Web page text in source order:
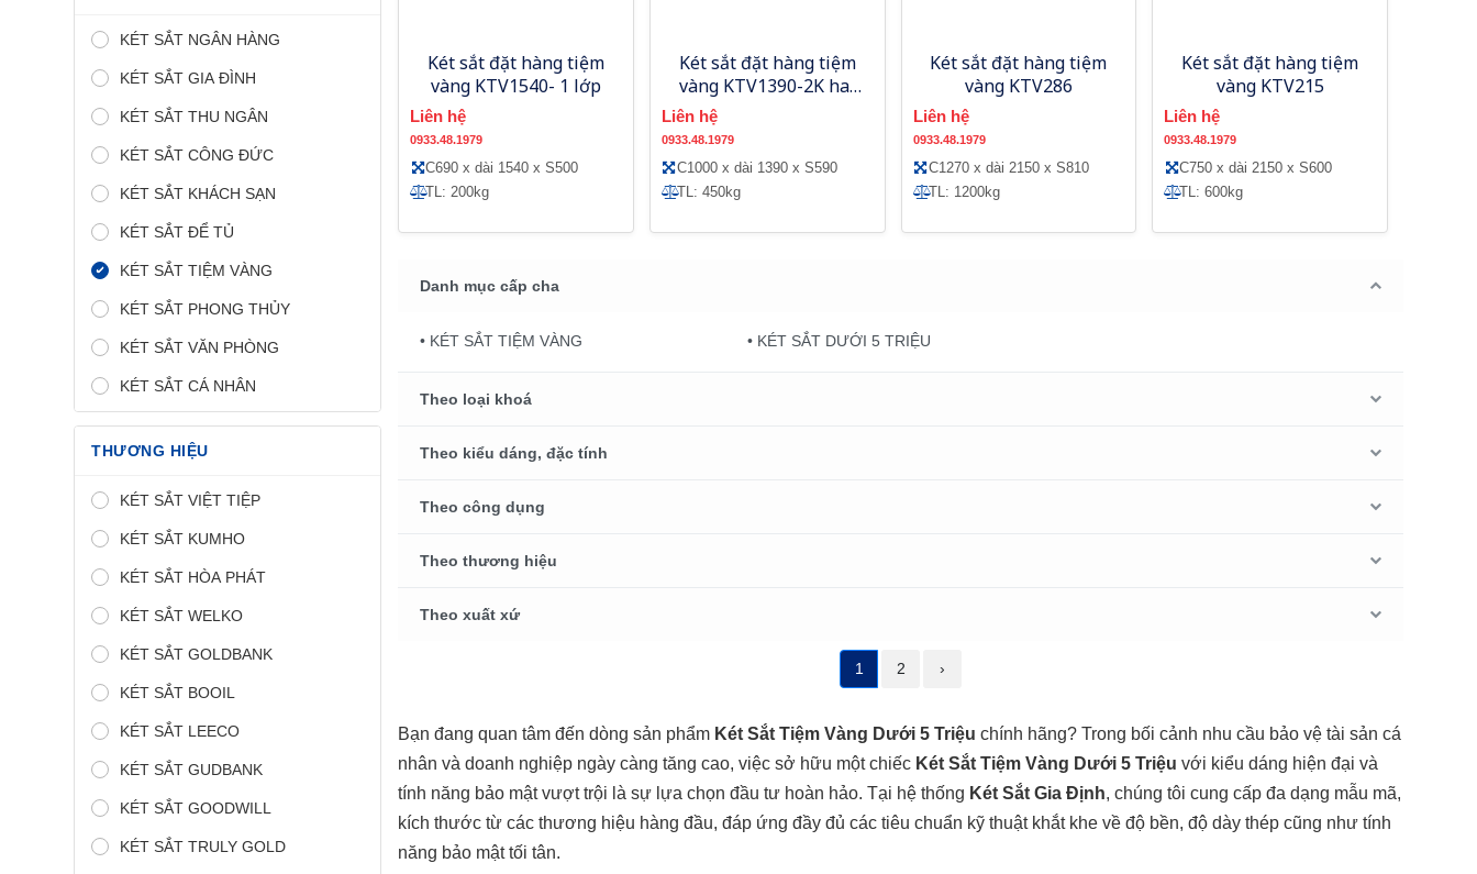
KÉT SẮT NGÂN HÀNG
KÉT SẮT GIA ĐÌNH
KÉT SẮT THU NGÂN
KÉT SẮT CÔNG ĐỨC
KÉT SẮT KHÁCH SẠN
KÉT SẮT ĐỂ TỦ
KÉT SẮT TIỆM VÀNG
KÉT SẮT PHONG THỦY
KÉT SẮT VĂN PHÒNG
KÉT SẮT CÁ NHÂN
THƯƠNG HIỆU
KÉT SẮT VIỆT TIỆP
KÉT SẮT KUMHO
KÉT SẮT HÒA PHÁT
KÉT SẮT WELKO
KÉT SẮT GOLDBANK
KÉT SẮT BOOIL
KÉT SẮT LEECO
KÉT SẮT GUDBANK
KÉT SẮT GOODWILL
KÉT SẮT TRULY GOLD
Két sắt đặt hàng tiệm
vàng KTV1540- 1 lớp
Liên hệ
0933.48.1979
C690 x dài 1540 x S500
TL: 200kg
Két sắt đặt hàng tiệm
vàng KTV1390-2K hai
cửa hai khóa
Liên hệ
0933.48.1979
C1000 x dài 1390 x S590
TL: 450kg
Két sắt đặt hàng tiệm
vàng KTV286
Liên hệ
0933.48.1979
C1270 x dài 2150 x S810
TL: 1200kg
Két sắt đặt hàng tiệm
vàng KTV215
Liên hệ
0933.48.1979
C750 x dài 2150 x S600
TL: 600kg
Danh mục cấp cha
• KÉT SẮT TIỆM VÀNG • KÉT SẮT DƯỚI 5 TRIỆU
Theo loại khoá
Theo kiểu dáng, đặc tính
Theo công dụng
Theo thương hiệu
Theo xuất xứ
1 2 ›
Bạn đang quan tâm đến dòng sản phẩm Két Sắt Tiệm Vàng Dưới 5 Triệu chính hãng? Trong bối cảnh nhu cầu bảo vệ tài sản cá
nhân và doanh nghiệp ngày càng tăng cao, việc sở hữu một chiếc Két Sắt Tiệm Vàng Dưới 5 Triệu với kiểu dáng hiện đại và
tính năng bảo mật vượt trội là sự lựa chọn đầu tư hoàn hảo. Tại hệ thống Két Sắt Gia Định, chúng tôi cung cấp đa dạng mẫu mã,
kích thước từ các thương hiệu hàng đầu, đáp ứng đầy đủ các tiêu chuẩn kỹ thuật khắt khe về độ bền, độ dày thép cũng như tính
năng bảo mật tối tân.